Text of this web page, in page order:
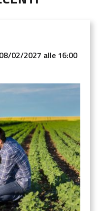
08/02/2027 alle 16:00